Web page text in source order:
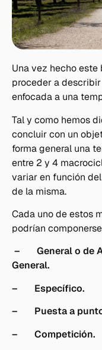
Una vez hecho
proceder a
enfocada a una
Tal y como hemos
concluir con un
forma general una
entre 2 y 4
variar en función
de la misma.
Cada uno de estos
podrían
– General o de
General.
– Específico.
– Puesta a
– Competición.